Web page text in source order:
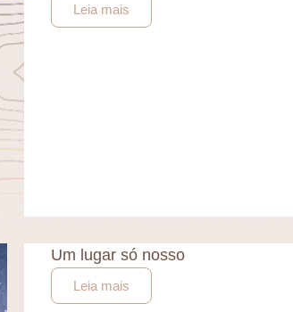
Leia mais
Um lugar só nosso
Leia mais